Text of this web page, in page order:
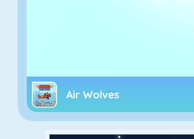
Air Wolves